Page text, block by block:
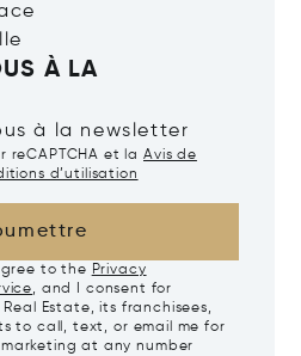
À LA
à la newsletter
et la Avis de
d’utilisation
to the Privacy
, and I consent for
Estate, its franchisees,
to call, text, or email me for
at any number